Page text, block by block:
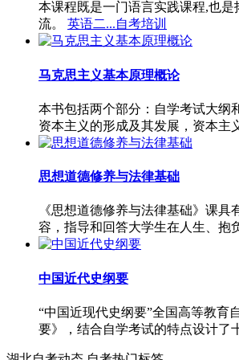
本课程既是一门语言实践课程,也
流。
英语二...自考培训
马克思主义基本原理概论
本书包括两个部分：自学考试大纲
资本主义的形成及其发展，资本主
思想道德修养与法律基础
《思想道德修养与法律基础》课
容，指导和回答大学生在人生、抱
中国近代史纲要
“中国近现代史纲要”全国高等教育
要》，结合自学考试的特点设计了